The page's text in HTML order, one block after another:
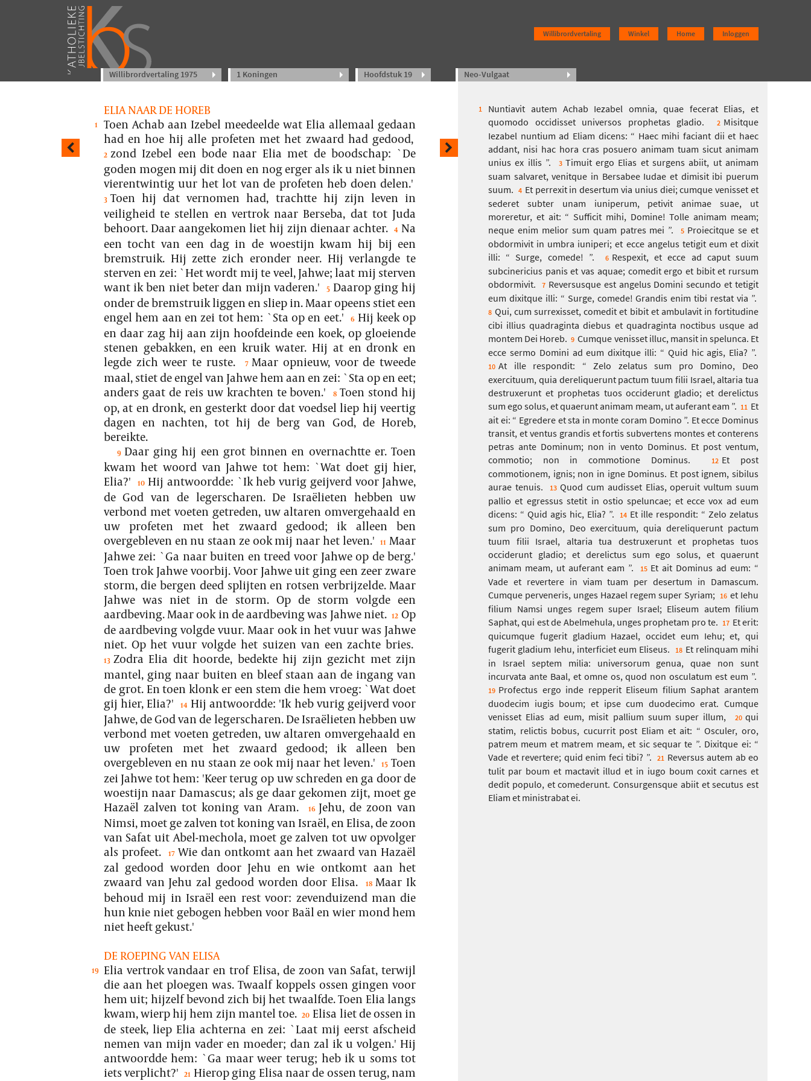
Inloggen
Home
Winkel
Willibrordvertaling
Willibrordvertaling 1975 1 Koningen Hoofdstuk 19
ELIA NAAR DE HOREB
1
Toen Achab aan Izebel meedeelde wat Elia allemaal gedaan
had en hoe hij alle profeten met het zwaard had gedood,
2 zond Izebel een bode naar Elia met de boodschap: `De
goden mogen mij dit doen en nog erger als ik u niet binnen
vierentwintig uur het lot van de profeten heb doen delen.'
3 Toen hij dat vernomen had, trachtte hij zijn leven in
veiligheid te stellen en vertrok naar Berseba, dat tot Juda
behoort. Daar aangekomen liet hij zijn dienaar achter.
4 Na
een tocht van een dag in de woestijn kwam hij bij een
bremstruik. Hij zette zich eronder neer. Hij verlangde te
sterven en zei: `Het wordt mij te veel, Jahwe; laat mij sterven
want ik ben niet beter dan mijn vaderen.'
5 Daarop ging hij
onder de bremstruik liggen en sliep in. Maar opeens stiet een
engel hem aan en zei tot hem: `Sta op en eet.'
6 Hij keek op
en daar zag hij aan zijn hoofdeinde een koek, op gloeiende
stenen gebakken, en een kruik water. Hij at en dronk en
legde zich weer te ruste.
7 Maar opnieuw, voor de tweede
maal, stiet de engel van Jahwe hem aan en zei: `Sta op en eet;
anders gaat de reis uw krachten te boven.'
8 Toen stond hij
op, at en dronk, en gesterkt door dat voedsel liep hij veertig
dagen en nachten, tot hij de berg van God, de Horeb,
bereikte.
9 Daar ging hij een grot binnen en overnachtte er. Toen
kwam het woord van Jahwe tot hem: `Wat doet gij hier,
Elia?'
10 Hij antwoordde: `Ik heb vurig geijverd voor Jahwe,
de God van de legerscharen. De Israëlieten hebben uw
verbond met voeten getreden, uw altaren omvergehaald en
uw profeten met het zwaard gedood; ik alleen ben
overgebleven en nu staan ze ook mij naar het leven.'
11 Maar
Jahwe zei: `Ga naar buiten en treed voor Jahwe op de berg.'
Toen trok Jahwe voorbij. Voor Jahwe uit ging een zeer zware
storm, die bergen deed splijten en rotsen verbrijzelde. Maar
Jahwe was niet in de storm. Op de storm volgde een
aardbeving. Maar ook in de aardbeving was Jahwe niet. 12 Op
de aardbeving volgde vuur. Maar ook in het vuur was Jahwe
niet. Op het vuur volgde het suizen van een zachte bries.
13 Zodra Elia dit hoorde, bedekte hij zijn gezicht met zijn
mantel, ging naar buiten en bleef staan aan de ingang van
de grot. En toen klonk er een stem die hem vroeg: `Wat doet
gij hier, Elia?'
14 Hij antwoordde: 'Ik heb vurig geijverd voor
Jahwe, de God van de legerscharen. De Israëlieten hebben uw
verbond met voeten getreden, uw altaren omvergehaald en
uw profeten met het zwaard gedood; ik alleen ben
overgebleven en nu staan ze ook mij naar het leven.'
15 Toen
zei Jahwe tot hem: 'Keer terug op uw schreden en ga door de
woestijn naar Damascus; als ge daar gekomen zijt, moet ge
Hazaël zalven tot koning van Aram.
16 Jehu, de zoon van
Nimsi, moet ge zalven tot koning van Israël, en Elisa, de zoon
van Safat uit Abel-mechola, moet ge zalven tot uw opvolger
als profeet.
17 Wie dan ontkomt aan het zwaard van Hazaël
zal gedood worden door Jehu en wie ontkomt aan het
zwaard van Jehu zal gedood worden door Elisa.
18 Maar Ik
behoud mij in Israël een rest voor: zevenduizend man die
hun knie niet gebogen hebben voor Baäl en wier mond hem
niet heeft gekust.'
DE ROEPING VAN ELISA
19 Elia vertrok vandaar en trof Elisa, de zoon van Safat, terwijl
die aan het ploegen was. Twaalf koppels ossen gingen voor
hem uit; hijzelf bevond zich bij het twaalfde. Toen Elia langs
kwam, wierp hij hem zijn mantel toe. 20 Elisa liet de ossen in
de steek, liep Elia achterna en zei: `Laat mij eerst afscheid
nemen van mijn vader en moeder; dan zal ik u volgen.' Hij
antwoordde hem: `Ga maar weer terug; heb ik u soms tot
iets verplicht?'
21 Hierop ging Elisa naar de ossen terug, nam
Neo-Vulgaat
1
Nuntiavit autem Achab Iezabel omnia, quae fecerat Elias, et
quomodo occidisset universos prophetas gladio.
2 Misitque
Iezabel nuntium ad Eliam dicens: “ Haec mihi faciant dii et haec
addant, nisi hac hora cras posuero animam tuam sicut animam
unius ex illis ”.
3 Timuit ergo Elias et surgens abiit, ut animam
suam salvaret, venitque in Bersabee Iudae et dimisit ibi puerum
suum. 4 Et perrexit in desertum via unius diei; cumque venisset et
sederet subter unam iuniperum, petivit animae suae, ut
moreretur, et ait: “ Sufficit mihi, Domine! Tolle animam meam;
neque enim melior sum quam patres mei ”.
5 Proiecitque se et
obdormivit in umbra iuniperi; et ecce angelus tetigit eum et dixit
illi: “ Surge, comede! ”.
6 Respexit, et ecce ad caput suum
subcinericius panis et vas aquae; comedit ergo et bibit et rursum
obdormivit.
7 Reversusque est angelus Domini secundo et tetigit
eum dixitque illi: “ Surge, comede! Grandis enim tibi restat via ”.
8 Qui, cum surrexisset, comedit et bibit et ambulavit in fortitudine
cibi illius quadraginta diebus et quadraginta noctibus usque ad
montem Dei Horeb. 9 Cumque venisset illuc, mansit in spelunca. Et
ecce sermo Domini ad eum dixitque illi: “ Quid hic agis, Elia? ”.
10 At ille respondit: “ Zelo zelatus sum pro Domino, Deo
exercituum, quia dereliquerunt pactum tuum filii Israel, altaria tua
destruxerunt et prophetas tuos occiderunt gladio; et derelictus
sum ego solus, et quaerunt animam meam, ut auferant eam ”. 11 Et
ait ei: “ Egredere et sta in monte coram Domino ”. Et ecce Dominus
transit, et ventus grandis et fortis subvertens montes et conterens
petras ante Dominum; non in vento Dominus. Et post ventum,
commotio; non in commotione Dominus.
12 Et post
commotionem, ignis; non in igne Dominus. Et post ignem, sibilus
aurae tenuis.
13 Quod cum audisset Elias, operuit vultum suum
pallio et egressus stetit in ostio speluncae; et ecce vox ad eum
dicens: “ Quid agis hic, Elia? ”.
14 Et ille respondit: “ Zelo zelatus
sum pro Domino, Deo exercituum, quia dereliquerunt pactum
tuum filii Israel, altaria tua destruxerunt et prophetas tuos
occiderunt gladio; et derelictus sum ego solus, et quaerunt
animam meam, ut auferant eam ”.
15 Et ait Dominus ad eum: “
Vade et revertere in viam tuam per desertum in Damascum.
Cumque perveneris, unges Hazael regem super Syriam; 16 et Iehu
filium Namsi unges regem super Israel; Eliseum autem filium
Saphat, qui est de Abelmehula, unges prophetam pro te. 17 Et erit:
quicumque fugerit gladium Hazael, occidet eum Iehu; et, qui
fugerit gladium Iehu, interficiet eum Eliseus.
18 Et relinquam mihi
in Israel septem milia: universorum genua, quae non sunt
incurvata ante Baal, et omne os, quod non osculatum est eum ”.
19 Profectus ergo inde repperit Eliseum filium Saphat arantem
duodecim iugis boum; et ipse cum duodecimo erat. Cumque
venisset Elias ad eum, misit pallium suum super illum,
20 qui
statim, relictis bobus, cucurrit post Eliam et ait: “ Osculer, oro,
patrem meum et matrem meam, et sic sequar te ”. Dixitque ei: “
Vade et revertere; quid enim feci tibi? ”.
21 Reversus autem ab eo
tulit par boum et mactavit illud et in iugo boum coxit carnes et
dedit populo, et comederunt. Consurgensque abiit et secutus est
Eliam et ministrabat ei.